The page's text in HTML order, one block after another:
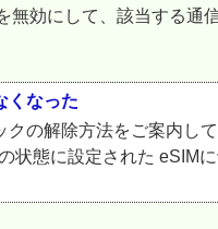
効にして、該当する通
くなった
の解除方法をご案内し
状態に設定された eSIM